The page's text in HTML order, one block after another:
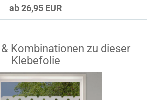
ab 26,95 EUR
Kombinationen zu dieser
Klebefolie